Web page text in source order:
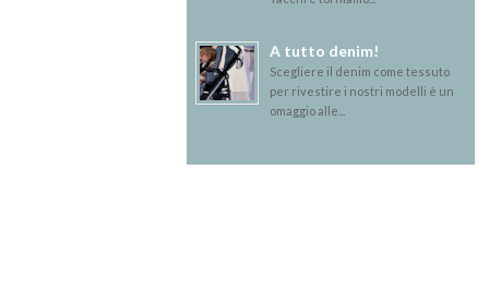
A tutto denim!
Scegliere il denim come tessuto
per rivestire i nostri modelli è un
omaggio alle...